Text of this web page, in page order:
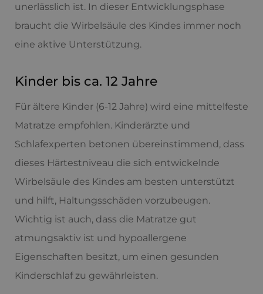
unerlässlich ist. In dieser Entwicklungsphase
braucht die Wirbelsäule des Kindes immer noch
eine aktive Unterstützung.
Kinder bis ca. 12 Jahre
Für ältere Kinder (6-12 Jahre) wird eine mittelfeste
Matratze empfohlen. Kinderärzte und
Schlafexperten betonen übereinstimmend, dass
dieses Härtestniveau die sich entwickelnde
Wirbelsäule des Kindes am besten unterstützt
und hilft, Haltungsschäden vorzubeugen.
Wichtig ist auch, dass die Matratze gut
atmungsaktiv ist und hypoallergene
Eigenschaften besitzt, um einen gesunden
Kinderschlaf zu gewährleisten.